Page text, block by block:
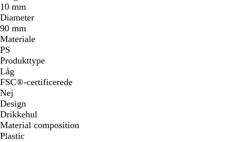
10 mm
Diameter
90 mm
Materiale
PS
Produkttype
Låg
FSC®-certificerede
Nej
Design
Drikkehul
Material composition
Plastic